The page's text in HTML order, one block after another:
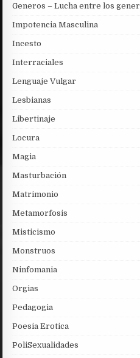
Generos – Lucha entre los
Impotencia Masculina
Incesto
Interraciales
Lenguaje Vulgar
Lesbianas
Libertinaje
Locura
Magia
Masturbación
Matrimonio
Metamorfosis
Misticismo
Monstruos
Ninfomania
Orgias
Pedagogia
Poesia Erotica
PoliSexualidades